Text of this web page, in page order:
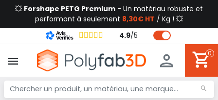
💥 Forshape PETG Premium - Un matériau robuste et
performant à seulement 8,30€ HT / Kg ! 💥
4.9/5
0